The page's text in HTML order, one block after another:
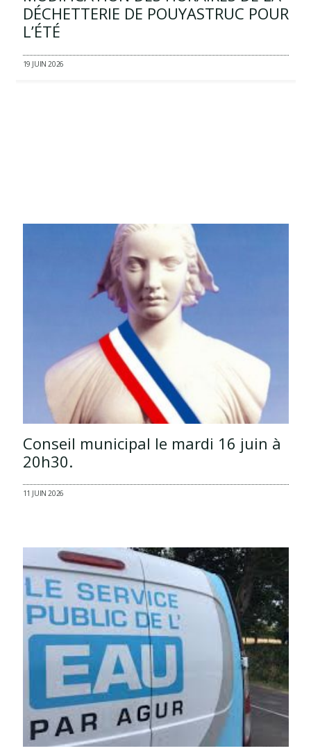
DÉCHETTERIE DE POUYASTRUC POUR
L’ÉTÉ
19 JUIN 2026
Conseil municipal le mardi 16 juin à
20h30.
11 JUIN 2026